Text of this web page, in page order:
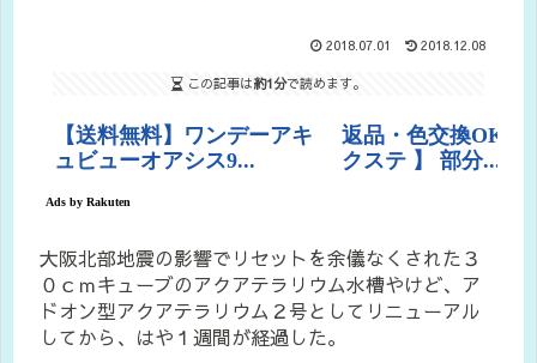
2018.07.01 2018.12.08
この記事は約1分で読めます。
大阪北部地震の影響でリセットを余儀なくされた３
０ｃｍキューブのアクアテラリウム水槽やけど、ア
ドオン型アクアテラリウム２号としてリニューアル
してから、はや１週間が経過した。